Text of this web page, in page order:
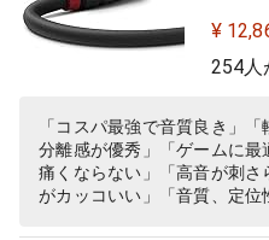
ル型
¥
254人
「コスパ最強で音質良き」
分離感が優秀」「ゲームに最
痛くならない」「高音が刺
がカッコいい」「音質、定位